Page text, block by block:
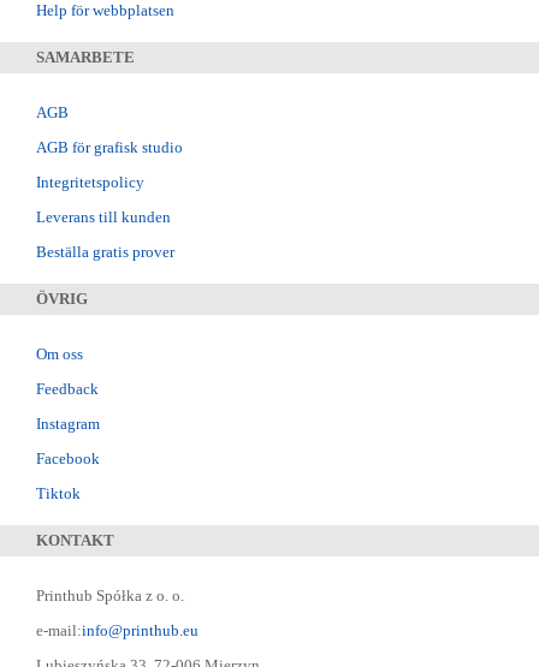
Help för webbplatsen
SAMARBETE
AGB
AGB för grafisk studio
Integritetspolicy
Leverans till kunden
Beställa gratis prover
ÖVRIG
Om oss
Feedback
Instagram
Facebook
Tiktok
KONTAKT
Printhub Spółka z o. o.
e-mail:info@printhub.eu